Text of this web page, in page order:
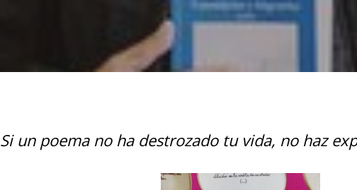
Si un poema no ha destrozado tu vida, no haz